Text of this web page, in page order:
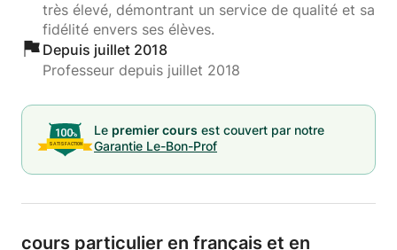
très élevé, démontrant un service de qualité et sa
fidélité envers ses élèves.
Depuis juillet 2018
Professeur depuis juillet 2018
Le premier cours est couvert par notre
Garantie Le-Bon-Prof
cours particulier en français et en